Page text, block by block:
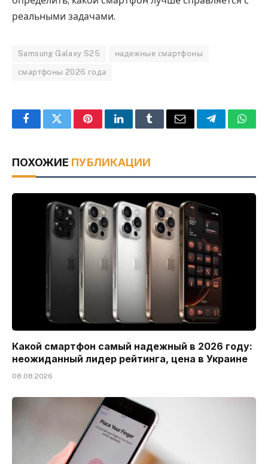
реальными задачами.
Samsung Galaxy S25 надежные смартфоны
смартфоны 2026 года
FacebookTwitterPinterestLinkedInTumblrEmail Telegram
ПОХОЖИЕ ПУБЛИКАЦИИ
Какой смартфон самый надежный в 2026 году:
неожиданный лидер рейтинга, цена в Украине
08.08.2026